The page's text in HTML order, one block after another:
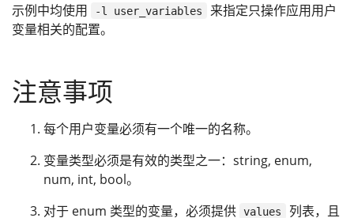
示例中均使用 -l user_variables
来指定只操作应用用户
变量相关的配置。
注意事项
每个用户变量必须有一个唯一的名称。
变量类型必须是有效的类型之一：string, enum,
num, int, bool。
对于 enum 类型的变量，必须提供 values
列表，且